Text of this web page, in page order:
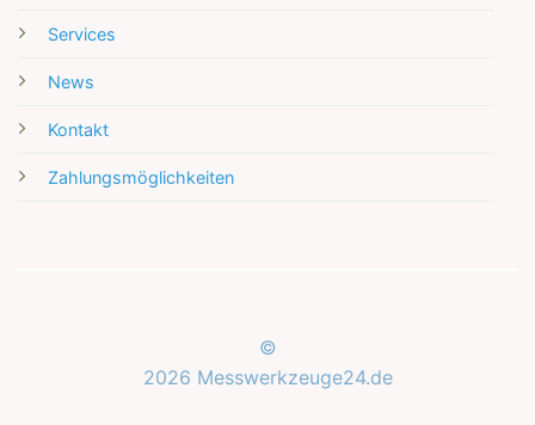
Services
News
Kontakt
Zahlungsmöglichkeiten
©
2026 Messwerkzeuge24.de